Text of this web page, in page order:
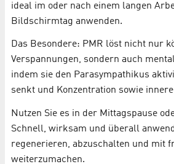
ideal im oder nach einem langen
Bildschirmtag anwenden.
Das Besondere: PMR löst nicht nur
Verspannungen, sondern auch
indem sie den Parasympathikus
senkt und Konzentration sowie
Nutzen Sie es in der Mittagspause
Schnell, wirksam und überall
regenerieren, abzuschalten und mit
weiterzumachen.